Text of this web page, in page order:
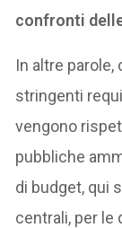
confronti
In altre
stringenti
vengono
pubbliche
di budget, qui
centrali, per le